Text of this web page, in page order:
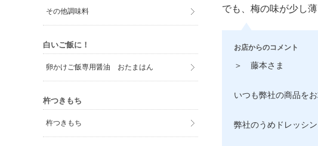
でも、梅の味が少し
お店からのコメント
＞ 藤本さま
いつも弊社の商品を
弊社のうめドレッシ
その他調味料
白いご飯に！
卵かけご飯専用醤油 おたまはん
杵つきもち
杵つきもち